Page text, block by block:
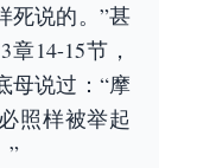
死说的。”甚
14-15节，
母说过：“摩
照样被举起
”